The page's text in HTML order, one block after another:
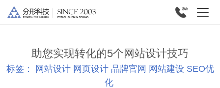
助您实现转化的5个网站设计技巧
标签： 网站设计 网页设计 品牌官网 网站建设 SEO优
化